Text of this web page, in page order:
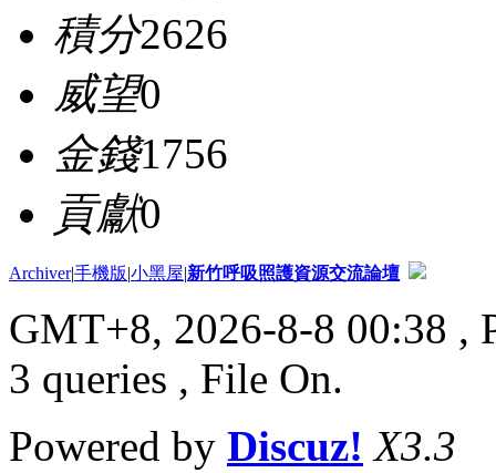
積分2626
威望0
金錢1756
貢獻0
Archiver|手機版|小黑屋|新竹呼吸照護資源交流論壇
GMT+8, 2026-8-8 00:38 ,
3 queries , File On.
Powered by Discuz! X3.3